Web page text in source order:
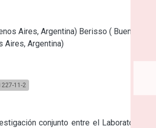
Aires, Argentina) Berisso ( Buenos
Aires, Argentina)
11-2
conjunto entre el Laboratorio de